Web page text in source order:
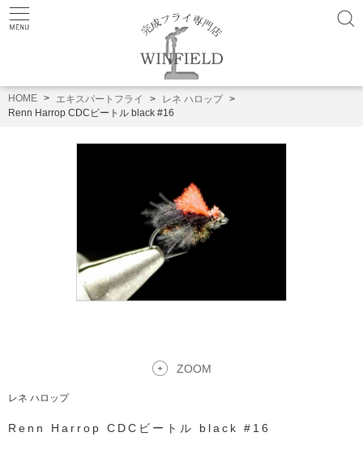
HOME エキスパートフライ
レネ ハロップ
Renn Harrop CDCビートル black #16
ZOOM
レネ ハロップ
Renn Harrop CDCビートル black #16